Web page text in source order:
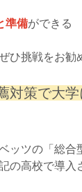
準備ができる
ひ挑戦をお勧
対策で大学
ッツの 「総
の高校で導入